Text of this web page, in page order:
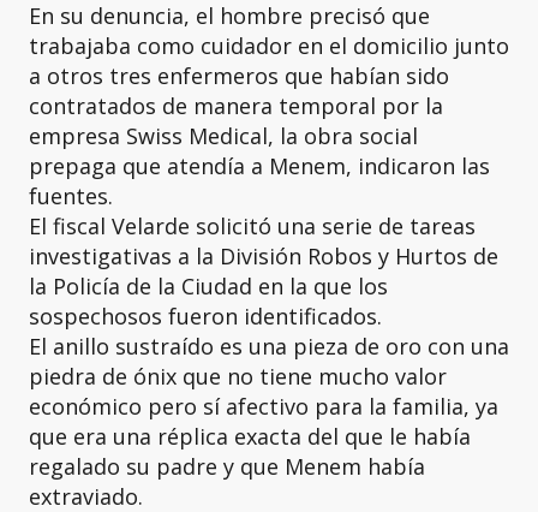
En su denuncia, el hombre precisó que
trabajaba como cuidador en el domicilio junto
a otros tres enfermeros que habían sido
contratados de manera temporal por la
empresa Swiss Medical, la obra social
prepaga que atendía a Menem, indicaron las
fuentes.
El fiscal Velarde solicitó una serie de tareas
investigativas a la División Robos y Hurtos de
la Policía de la Ciudad en la que los
sospechosos fueron identificados.
El anillo sustraído es una pieza de oro con una
piedra de ónix que no tiene mucho valor
económico pero sí afectivo para la familia, ya
que era una réplica exacta del que le había
regalado su padre y que Menem había
extraviado.